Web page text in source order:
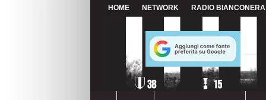
HOME NETWORK RADIO BIANCONERA